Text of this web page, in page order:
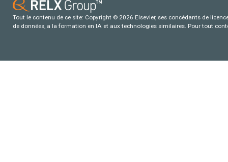
Tout le contenu de ce site: Copyright © 2026 Elsevier, ses concédants de
de données, a la formation en IA et aux technologies similaires. Pour tout